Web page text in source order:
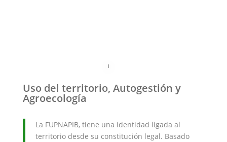
Uso del territorio, Autogestión y
Agroecología
La FUPNAPIB, tiene una identidad ligada al
territorio desde su constitución legal. Basado